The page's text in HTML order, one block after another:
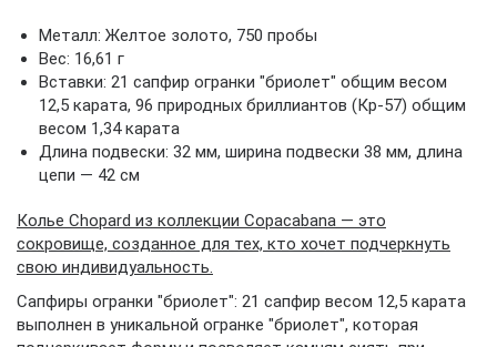
Металл: Желтое золото, 750 пробы
Вес: 16,61 г
Вставки: 21 сапфир огранки "бриолет" общим весом
12,5 карата, 96 природных бриллиантов (Кр-57) общим
весом 1,34 карата
Длина подвески: 32 мм, ширина подвески 38 мм, длина
цепи — 42 см
Колье Chopard из коллекции Copacabana — это
сокровище, созданное для тех, кто хочет подчеркнуть
свою индивидуальность.
Сапфиры огранки "бриолет": 21 сапфир весом 12,5 карата
выполнен в уникальной огранке "бриолет", которая